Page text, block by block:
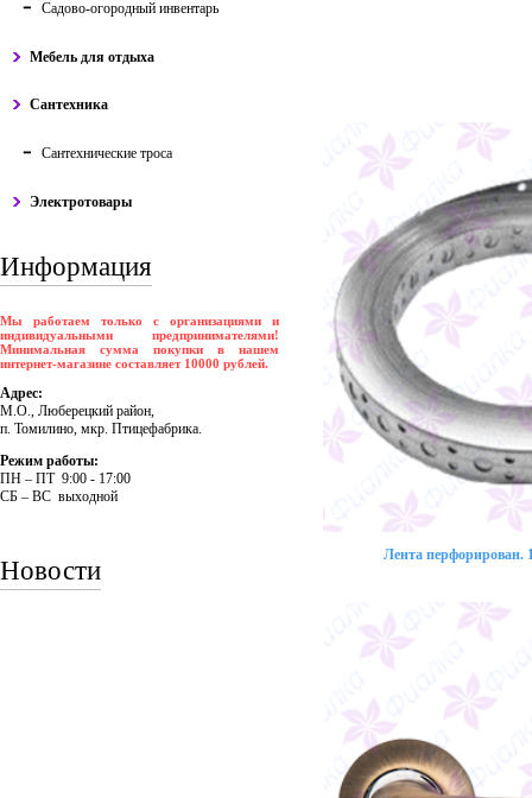
Садово-огородный инвентарь
Мебель для отдыха
Сантехника
Сантехнические троса
Электротовары
Информация
Мы работаем только с организациями и
индивидуальными предпринимателями!
Минимальная сумма покупки в нашем
интернет-магазине составляет 10000 рублей.
Адрес:
М.О., Люберецкий район,
п. Томилино, мкр. Птицефабрика.
Режим работы:
ПH – ПT 9:00 - 17:00
CБ – BC выходной
Новости
Лента перфорирован.